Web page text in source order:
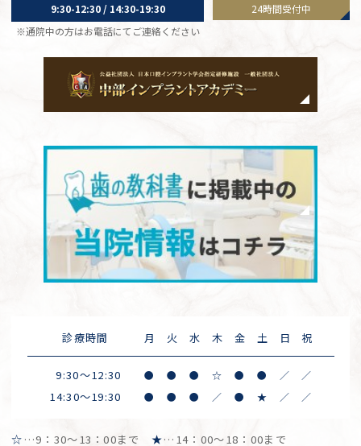
9:30-12:30 / 14:30-19:30
※通院中の方はお電話にてご連絡ください
24時間受付中
診療時間 月 火 水 木 金 土 日 祝
9:30～12:30 ● ● ● ☆ ● ● ／ ／
14:30～19:30 ● ● ● ／ ● ★ ／ ／
☆ …9：30～13：00まで★…14：00～18：00まで